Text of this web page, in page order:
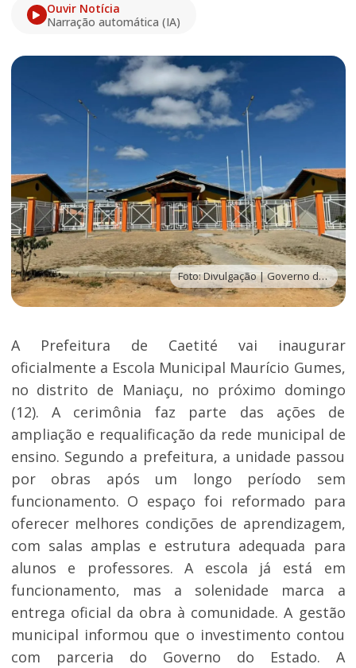
Ouvir Notícia
Narração automática (IA)
Foto: Divulgação | Governo de Caetité
A Prefeitura de Caetité vai inaugurar
oficialmente a Escola Municipal Maurício Gumes,
no distrito de Maniaçu, no próximo domingo
(12). A cerimônia faz parte das ações de
ampliação e requalificação da rede municipal de
ensino. Segundo a prefeitura, a unidade passou
por obras após um longo período sem
funcionamento. O espaço foi reformado para
oferecer melhores condições de aprendizagem,
com salas amplas e estrutura adequada para
alunos e professores. A escola já está em
funcionamento, mas a solenidade marca a
entrega oficial da obra à comunidade. A gestão
municipal informou que o investimento contou
com parceria do Governo do Estado. A